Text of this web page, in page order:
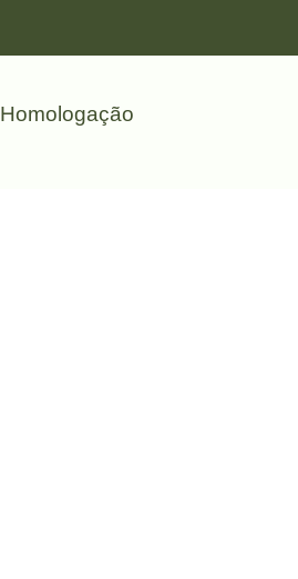
Homologação